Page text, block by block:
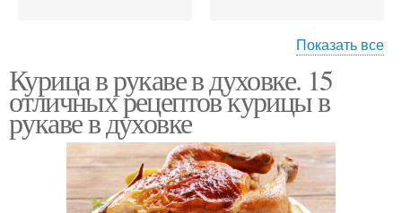
рецептах
Быстрые рецепты
Классический рецепт Свежие рецепты
Показать все
Курица в рукаве в духовке. 15
отличных рецептов курицы в
рукаве в духовке